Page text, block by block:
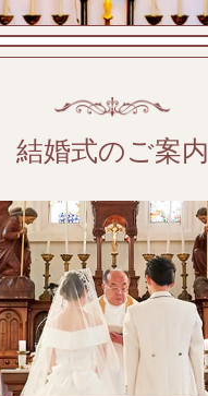
結婚式のご案内